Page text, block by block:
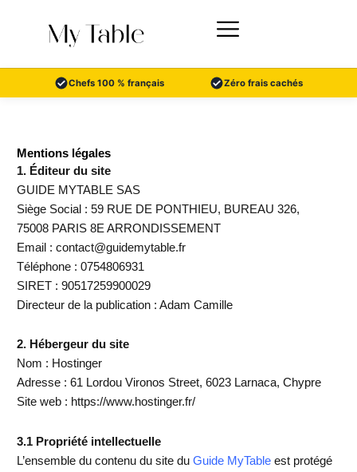
Chefs 100 % français Zéro frais cachés
Mentions légales
1. Éditeur du site
GUIDE MYTABLE SAS
Siège Social : 59 RUE DE PONTHIEU, BUREAU 326,
75008 PARIS 8E ARRONDISSEMENT
Email : contact@guidemytable.fr
Téléphone : 0754806931
SIRET : 90517259900029
Directeur de la publication : Adam Camille
2. Hébergeur du site
Nom : Hostinger
Adresse : 61 Lordou Vironos Street, 6023 Larnaca, Chypre
Site web : https://www.hostinger.fr/
3.1 Propriété intellectuelle
L’ensemble du contenu du site du Guide MyTable est protégé